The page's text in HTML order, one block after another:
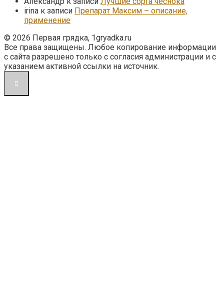
irina к записи Препарат Максим – описание,
применение
© 2026 Первая грядка, 1gryadka.ru
Все права защищены. Любое копирование информации
с сайта разрешено только с согласия администрации и с
указанием активной ссылки на источник.